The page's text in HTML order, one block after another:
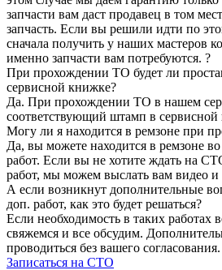
запчасти вам даст продавец в том
запчасть. Если вы решили идти по
сначала получить у наших мастеров
именно запчасти вам потребуются. ?
При прохождении ТО будет ли
сервисной книжке?
Да. При прохождении ТО в нашем
соответствующий штамп в сервисной
Могу ли я находится в ремзоне при
Да, вы можете находится в ремзоне
работ. Если вы не хотите ждать на
работ, мы можем выслать вам видео и
А если возникнут дополнительные
доп. работ, как это будет решаться?
Если необходимость в таких работах
свяжемся и все обсудим.
проводиться без вашего согласования.
Записаться на СТО